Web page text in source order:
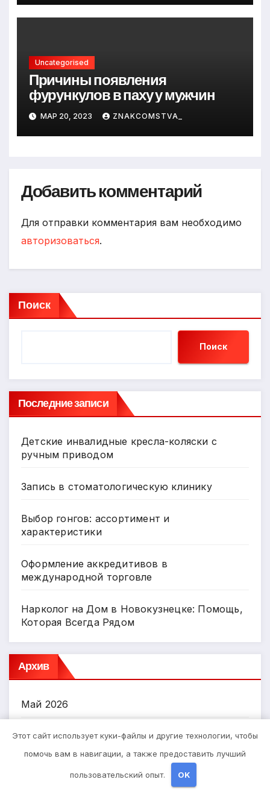
Uncategorised
Причины появления
фурункулов в паху у мужчин
МАР 20, 2023 ZNAKCOMSTVA_
Добавить комментарий
Для отправки комментария вам необходимо
авторизоваться.
Поиск
Поиск
Последние записи
Детские инвалидные кресла-коляски с
ручным приводом
Запись в стоматологическую клинику
Выбор гонгов: ассортимент и
характеристики
Оформление аккредитивов в
международной торговле
Нарколог на Дом в Новокузнецке: Помощь,
Которая Всегда Рядом
Архив
Май 2026
Апрель 2026
Этот сайт использует куки-файлы и другие технологии, чтобы
помочь вам в навигации, а также предоставить лучший
пользовательский опыт. OK